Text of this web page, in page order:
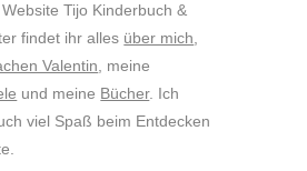
Tijo Kinderbuch &
findet ihr alles über mich
Valentin , meine
und meine Bücher. Ich
viel Spaß beim Entdecken